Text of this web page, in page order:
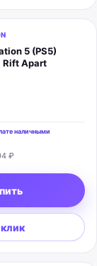
5 (PS5)
Rift Apart
наличными
₽